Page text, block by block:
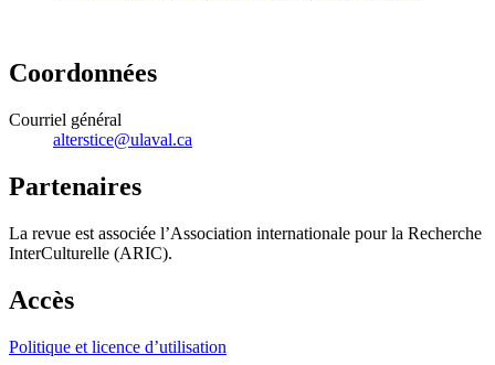
Coordonnées
Courriel général
alterstice@ulaval.ca
Partenaires
La revue est associée l’Association internationale pour la Recherche
InterCulturelle (ARIC).
Accès
Politique et licence d’utilisation